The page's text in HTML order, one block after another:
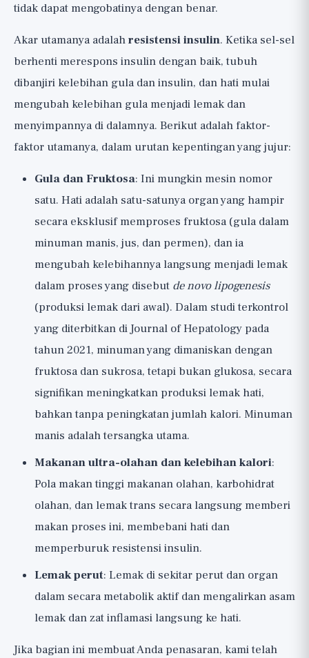
tidak dapat mengobatinya dengan benar.
Akar utamanya adalahresistensi insulin. Ketika sel-sel
berhenti merespons insulin dengan baik, tubuh
dibanjiri kelebihan gula dan insulin, dan hati mulai
mengubah kelebihan gula menjadi lemak dan
menyimpannya di dalamnya. Berikut adalah faktor-
faktor utamanya, dalam urutan kepentingan yang jujur:
Gula dan Fruktosa: Ini mungkin mesin nomor
satu. Hati adalah satu-satunya organ yang hampir
secara eksklusif memproses fruktosa (gula dalam
minuman manis, jus, dan permen), dan ia
mengubah kelebihannya langsung menjadi lemak
dalam proses yang disebut de novo lipogenesis
(produksi lemak dari awal). Dalam studi terkontrol
yang diterbitkan di Journal of Hepatology pada
tahun 2021, minuman yang dimaniskan dengan
fruktosa dan sukrosa, tetapi bukan glukosa, secara
signifikan meningkatkan produksi lemak hati,
bahkan tanpa peningkatan jumlah kalori. Minuman
manis adalah tersangka utama.
Makanan ultra-olahan dan kelebihan kalori:
Pola makan tinggi makanan olahan, karbohidrat
olahan, dan lemak trans secara langsung memberi
makan proses ini, membebani hati dan
memperburuk resistensi insulin.
Lemak perut: Lemak di sekitar perut dan organ
dalam secara metabolik aktif dan mengalirkan asam
lemak dan zat inflamasi langsung ke hati.
Jika bagian ini membuat Anda penasaran, kami telah